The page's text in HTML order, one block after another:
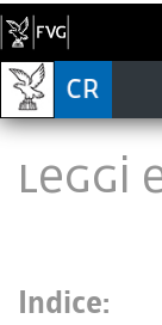
LEGGI
Indice: